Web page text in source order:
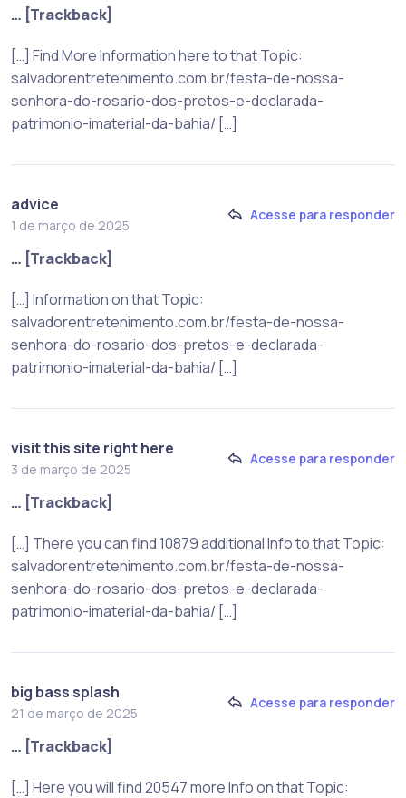
… [Trackback]
[…] Find More Information here to that Topic:
salvadorentretenimento.com.br/festa-de-nossa-
senhora-do-rosario-dos-pretos-e-declarada-
patrimonio-imaterial-da-bahia/ […]
advice
1 de março de 2025
Acesse para responder
… [Trackback]
[…] Information on that Topic:
salvadorentretenimento.com.br/festa-de-nossa-
senhora-do-rosario-dos-pretos-e-declarada-
patrimonio-imaterial-da-bahia/ […]
visit this site right here
3 de março de 2025
Acesse para responder
… [Trackback]
[…] There you can find 10879 additional Info to that Topic:
salvadorentretenimento.com.br/festa-de-nossa-
senhora-do-rosario-dos-pretos-e-declarada-
patrimonio-imaterial-da-bahia/ […]
big bass splash
21 de março de 2025
Acesse para responder
… [Trackback]
[…] Here you will find 20547 more Info on that Topic: